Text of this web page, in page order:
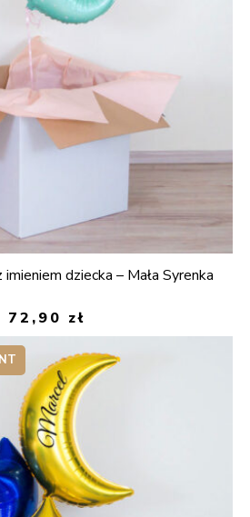
dziecka – Mała Syrenka
72,90 zł